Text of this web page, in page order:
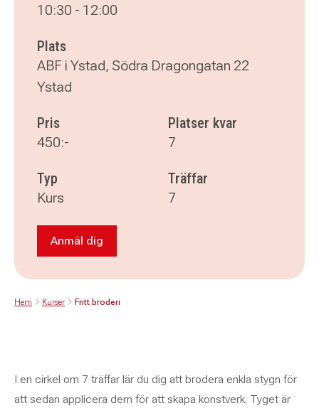
10:30 - 12:00
Plats
ABF i Ystad, Södra Dragongatan 22
Ystad
Pris
450:-
Platser kvar
7
Typ
Kurs
Träffar
7
Anmäl dig till Fritt broderi
Anmäl dig
Hem Kurser Fritt broderi
I en cirkel om 7 träffar lär du dig att brodera enkla stygn för
att sedan applicera dem för att skapa konstverk. Tyget är